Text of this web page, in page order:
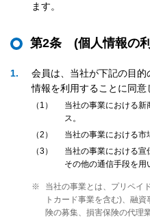
ます。
第2条 (個人情報の
1
会員は、当社が下記の目
情報を利用することに同意
1
当社の事業における
ス。
2
当社の事業における市
3
当社の事業における宣
その他の通信手段を用
※
当社の事業とは、プリペイ
トカード事業を含む)、融
険の募集、損害保険の代理